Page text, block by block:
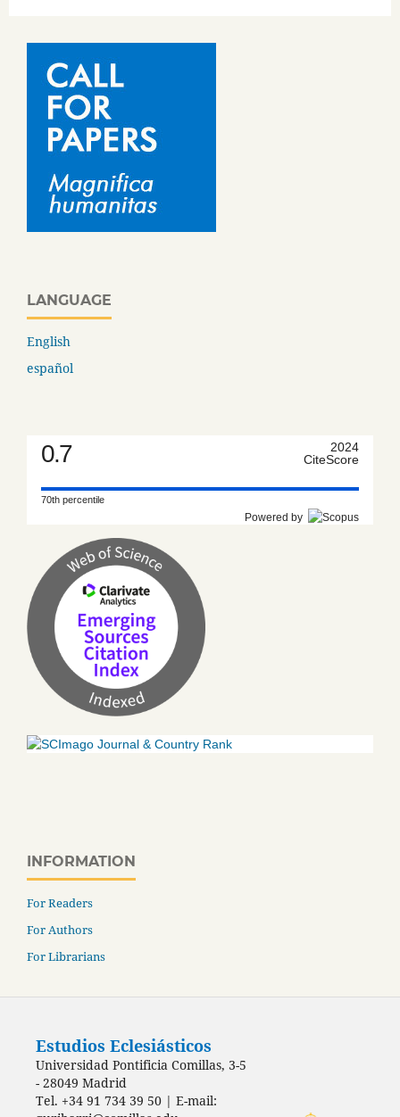
LANGUAGE
English
español
0.7
2024
CiteScore
70th percentile
Powered by
INFORMATION
For Readers
For Authors
For Librarians
Estudios Eclesiásticos
Universidad Pontificia Comillas, 3-5
- 28049 Madrid
Tel. +34 91 734 39 50 | E-mail: